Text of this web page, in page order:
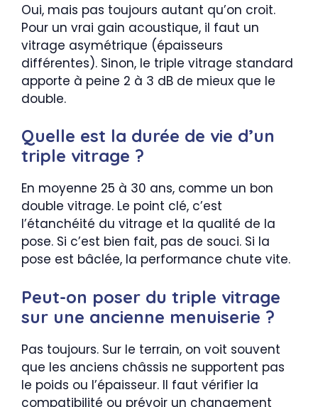
Oui, mais pas toujours autant qu’on croit.
Pour un vrai gain acoustique, il faut un
vitrage asymétrique (épaisseurs
différentes). Sinon, le triple vitrage standard
apporte à peine 2 à 3 dB de mieux que le
double.
Quelle est la durée de vie d’un
triple vitrage ?
En moyenne 25 à 30 ans, comme un bon
double vitrage. Le point clé, c’est
l’étanchéité du vitrage et la qualité de la
pose. Si c’est bien fait, pas de souci. Si la
pose est bâclée, la performance chute vite.
Peut-on poser du triple vitrage
sur une ancienne menuiserie ?
Pas toujours. Sur le terrain, on voit souvent
que les anciens châssis ne supportent pas
le poids ou l’épaisseur. Il faut vérifier la
compatibilité ou prévoir un changement